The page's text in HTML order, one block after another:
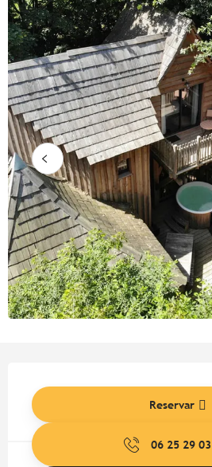
Reservar
06 25 29 03